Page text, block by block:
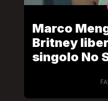
Marco
Britney
singolo No